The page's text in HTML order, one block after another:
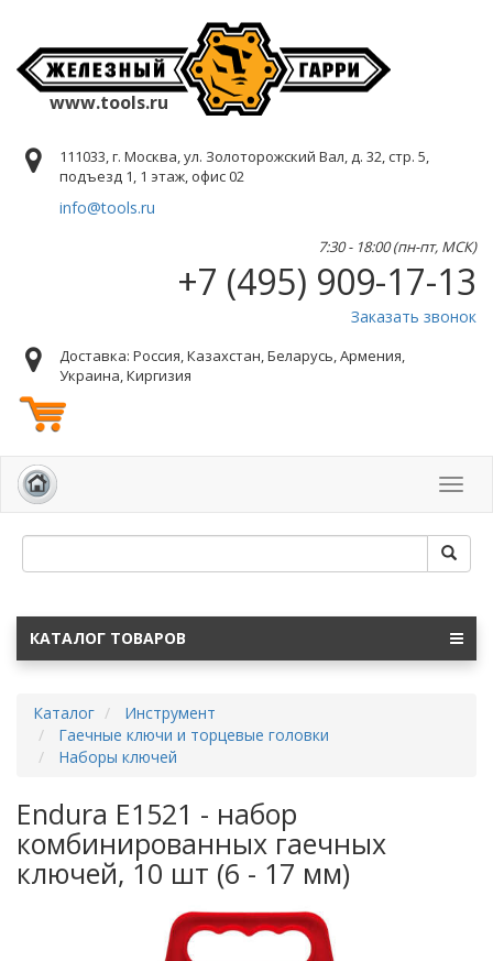
www.tools.ru
111033, г. Москва, ул. Золоторожский Вал, д. 32, стр. 5,
подъезд 1, 1 этаж, офис 02
info@tools.ru
7:30 - 18:00 (пн-пт, МСК)
+7 (495) 909-17-13
Заказать звонок
Доставка: Россия, Казахстан, Беларусь, Армения,
Украина, Киргизия
КАТАЛОГ ТОВАРОВ
Каталог
Инструмент
Гаечные ключи и торцевые головки
Наборы ключей
Endura E1521 - набор
комбинированных гаечных
ключей, 10 шт (6 - 17 мм)